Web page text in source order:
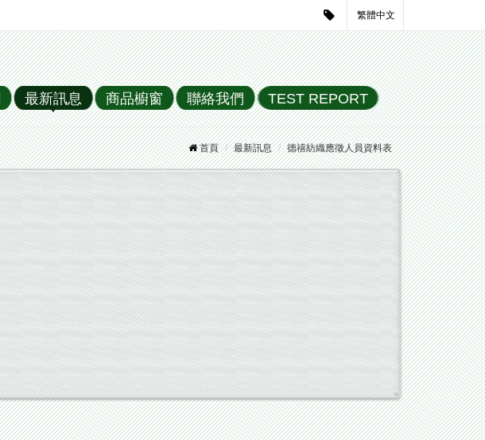
繁體中文
最新訊息 商品櫥窗 聯絡我們 TEST REPORT
首頁 最新訊息 德禧紡織應徵人員資料表